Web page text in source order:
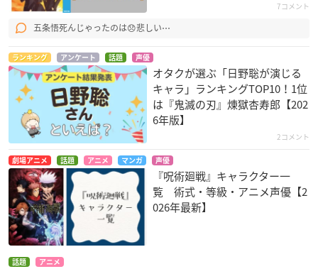
7コメント
五条悟死んじゃったのは😞悲しい⋯
ランキング アンケート 話題 声優
オタクが選ぶ「日野聡が演じる
キャラ」ランキングTOP10！1位
は『鬼滅の刃』煉󠄁獄杏寿郎【202
6年版】
2コメント
劇場アニメ 話題 アニメ マンガ 声優
『呪術廻戦』キャラクター一
覧 術式・等級・アニメ声優【2
026年最新】
話題 アニメ